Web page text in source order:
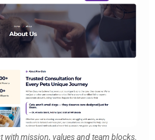
mission, values and team blocks.